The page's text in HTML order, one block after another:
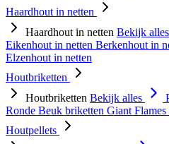
Haardhout in netten
Haardhout in netten Bekijk alles
Eikenhout in netten Berkenhout in
Elzenhout in netten
Houtbriketten
Houtbriketten Bekijk alles
Ronde Beuk briketten Giant
Houtpellets